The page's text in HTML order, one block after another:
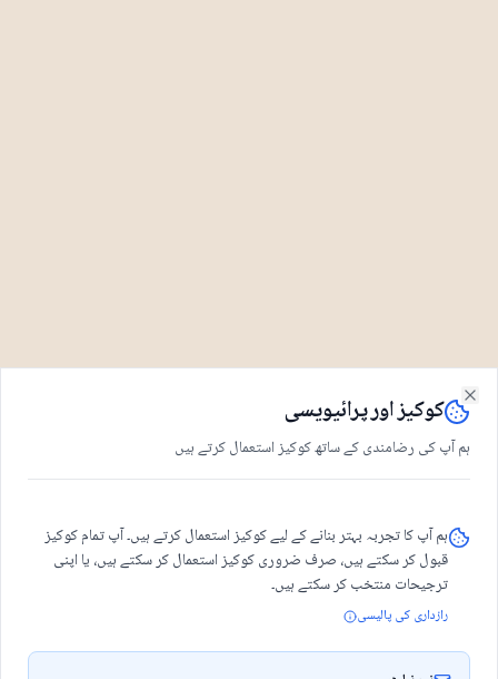
کوکیز اور پرائیویسی
ہم آپ کی رضامندی کے ساتھ کوکیز استعمال کرتے ہیں
ہم آپ کا تجربہ بہتر بنانے کے لیے کوکیز استعمال کرتے ہیں۔ آپ تمام کوکیز
قبول کر سکتے ہیں، صرف ضروری کوکیز استعمال کر سکتے ہیں، یا اپنی
ترجیحات منتخب کر سکتے ہیں۔
رازداری کی پالیسی
Close